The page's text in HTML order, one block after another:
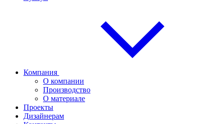
Компания
О компании
Производство
О материале
Проекты
Дизайнерам